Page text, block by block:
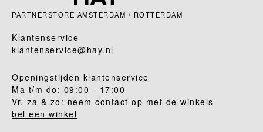
PARTNERSTORE AMSTERDAM / ROTTERDAM
Klantenservice
klantenservice@hay.nl
Openingstijden klantenservice
Ma t/m do: 09:00 - 17:00
Vr, za & zo: neem contact op met de winkels
bel een winkel